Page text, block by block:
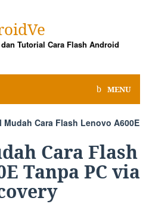
Tutorial Cara Flash Android
MENU
Mudah Cara Flash Lenovo A600E
Cara Flash
Tanpa PC via